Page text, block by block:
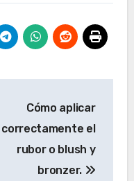
Cómo aplicar
correctamente el
rubor o blush y
bronzer.